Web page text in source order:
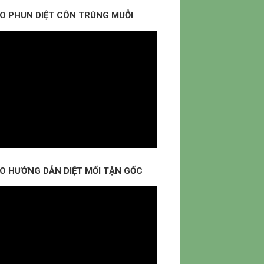
PHUN DIỆT CÔN TRÙNG MUỖI
HƯỚNG DẪN DIỆT MỐI TẬN GỐC